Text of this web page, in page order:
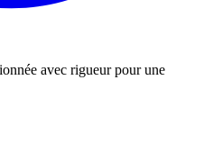
avec rigueur pour une